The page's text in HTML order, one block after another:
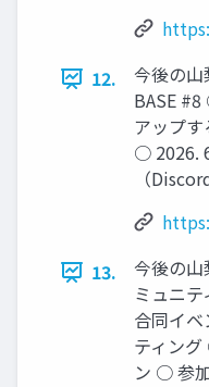
12.
今後の
BASE
アップ
○ 2026.
（
13.
今後の
ミュニ
合同イ
ティン
ン ○ 参